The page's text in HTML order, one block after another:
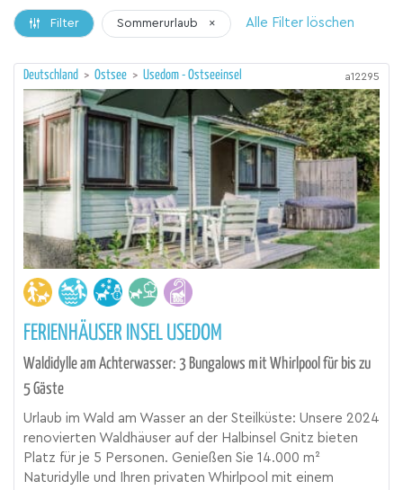
Filter Sommerurlaub × Alle Filter löschen
Deutschland > Ostsee > Usedom - Ostseeinsel a12295
FERIENHÄUSER INSEL USEDOM
Waldidylle am Achterwasser: 3 Bungalows mit Whirlpool für bis zu
5 Gäste
Urlaub im Wald am Wasser an der Steilküste: Unsere 2024
renovierten Waldhäuser auf der Halbinsel Gnitz bieten
Platz für je 5 Personen. Genießen Sie 14.000 m²
Naturidylle und Ihren privaten Whirlpool mit einem